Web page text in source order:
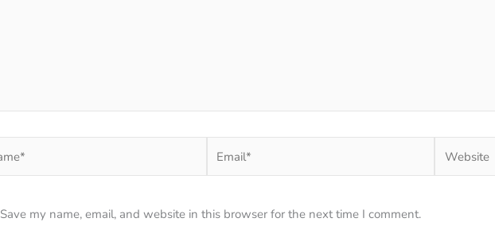
Save my name, email, and website in this browser for the next time I comment.